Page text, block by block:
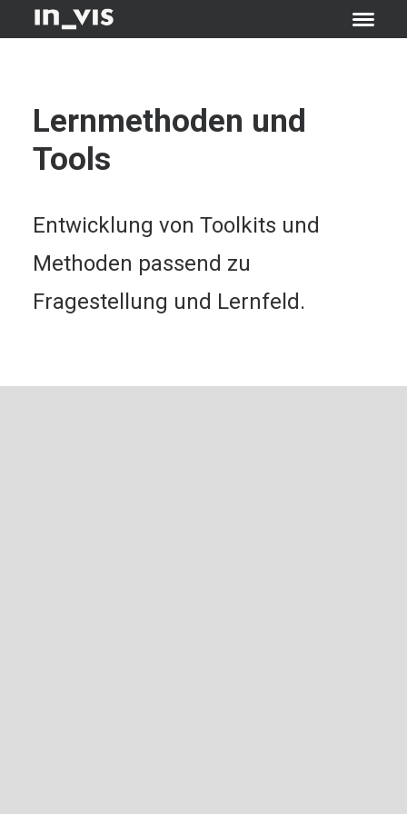
Lern­methoden und
Tools
Entwicklung von Toolkits und
Methoden passend zu
Fragestellung und Lernfeld.